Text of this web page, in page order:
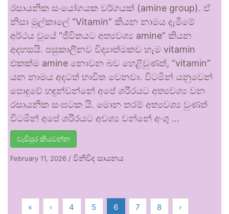
රසායනික සංයෝගයක වර්ගයක් (amine group). ඒ
නිසා මුල්කාලේ “Vitamin” කියන නාමය දැමීමේ
අර්ථය වූයේ “ජීවිතයට අත්‍යවශ්‍ය amine” කියන
අදහසයි. පසුකාලීනව විද්‍යාත්මකව හැම vitamin
එකක්ම amine නොවන බව හෙළිවුණත්, “vitamin”
යන නාමය අදටත් භාවිත වෙනවා. විටමින් යනුවෙන්
පොදුවේ හඳුන්වන්නේ අපේ ශරීරයට අත්‍යවශ්‍ය වන
රසායනික සංඝටක යි. මොන තරම් අත්‍යවශ්‍ය වුණත්
විටමින් අපේ ශරීරයට අවශ්‍ය වන්නේ අංශු …
වැඩිපුර කියවන්න
February 11, 2026 / විනිවිද සායනය
« ‹ 4 5 6 7 8 ›